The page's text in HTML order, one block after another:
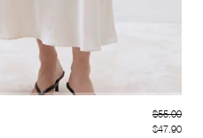
$47.90
$55.00